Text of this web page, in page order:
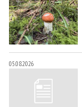
05.08.2026